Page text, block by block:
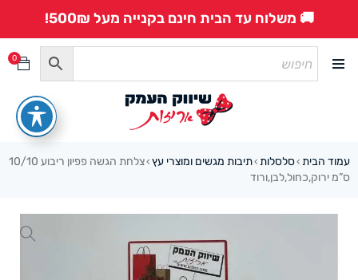
🚚 משלוח עד הבית חינם בקנייה מעל 500₪!
0
עמוד הבית ›סלסלות ›תיבות מגשים ומוצרי עץ ›
צלחת הגשה פפיון ריבוע 10/10
ס”מ ירוק,כחול,לבן,ורוד